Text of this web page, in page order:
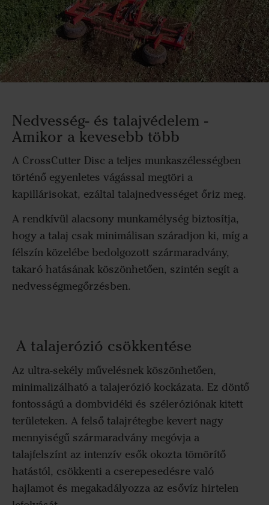
Nedvesség- és talajvédelem -
Amikor a kevesebb több
A CrossCutter Disc a teljes munkaszélességben
történő egyenletes vágással megtöri a
kapillárisokat, ezáltal talajnedvességet őriz meg.
A rendkívül alacsony munkamélység biztosítja,
hogy a talaj csak minimálisan száradjon ki, míg a
félszín közelébe bedolgozott szármaradvány,
takaró hatásának köszönhetően, szintén segít a
nedvességmegőrzésben.
A talajerózió csökkentése
Az ultra-sekély művelésnek köszönhetően,
minimalizálható a talajerózió kockázata. Ez döntő
fontosságú a dombvidéki és széleróziónak kitett
területeken. A felső talajrétegbe kevert nagy
mennyiségű szármaradvány megóvja a
talajfelszínt az intenzív esők okozta tömörítő
hatástól, csökkenti a cserepesedésre való
hajlamot és megakadályozza az esővíz hirtelen